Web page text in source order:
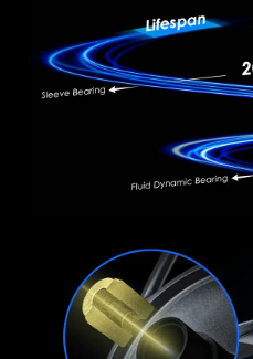
更安全
線材內部銅線到外部高密
確保卓越的安
OVP
SIP